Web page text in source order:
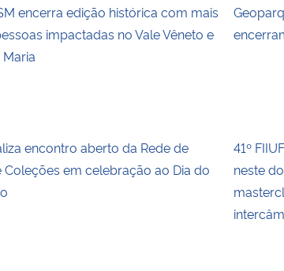
encerra edição histórica com mais
impactadas no Vale Vêneto e
encontro aberto da Rede de
Coleções em celebração ao Dia do
41º
neste